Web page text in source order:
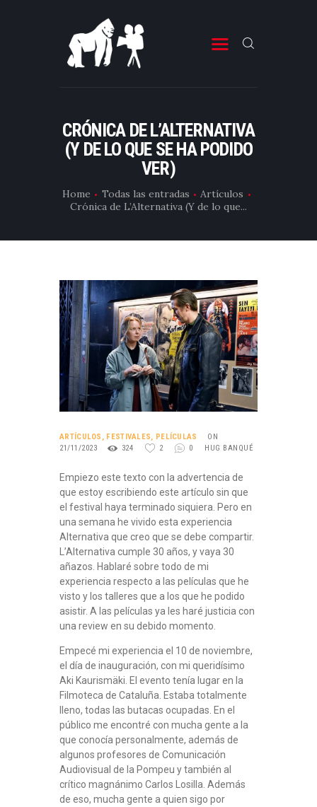
CRÓNICA DE L’ALTERNATIVA
(Y DE LO QUE SE HA PODIDO
VER)
Home Todas las entradas
Artículos
Crónica de L’Alternativa (Y de lo que...
ESTRENOS DE TELEVISIÓN
CRÍTICAS
ESPECIALES
TÉRMINOS Y CONDICIONES
ARTÍCULOS , FESTIVALES, PELÍCULAS
ON
21/11/2023
324 2 0 HUG BANQUÉ
Empiezo este texto con la advertencia de
que estoy escribiendo este artículo sin que
el festival haya terminado siquiera. Pero en
una semana he vivido esta experiencia
Alternativa que creo que se debe compartir.
L’Alternativa cumple 30 años, y vaya 30
añazos. Hablaré sobre todo de mi
experiencia respecto a las películas que he
visto y los talleres que a los que he podido
asistir. A las películas ya les haré justicia con
una review en su debido momento.
Empecé mi experiencia el 10 de noviembre,
el día de inauguración, con mi queridísimo
Aki Kaurismäki. El evento tenía lugar en la
Filmoteca de Cataluña. Estaba totalmente
lleno, todas las butacas ocupadas. En el
público me encontré con mucha gente a la
que conocía personalmente, además de
algunos profesores de Comunicación
Audiovisual de la Pompeu y también al
crítico magnánimo Carlos Losilla. Además
de eso, mucha gente a quien sigo por